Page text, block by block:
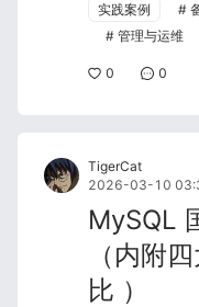
实践案例
管理与运维
0 0
TigerCat
2026-03-10
MySQL
（内附
比 ）